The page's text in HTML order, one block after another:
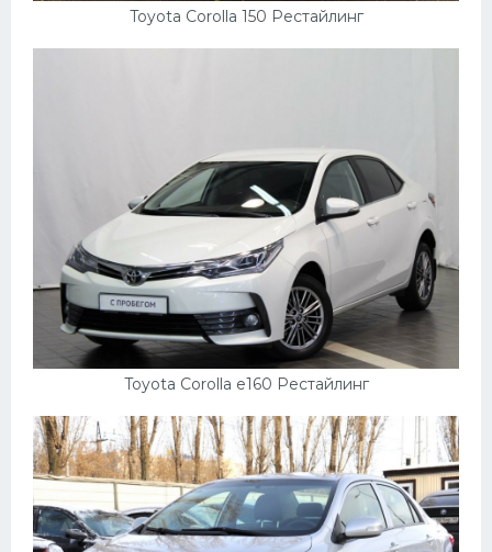
Toyota Corolla 150 Рестайлинг
Toyota Corolla e160 Рестайлинг